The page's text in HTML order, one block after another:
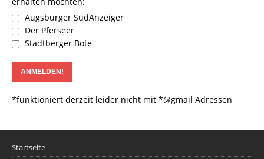
Augsburger SüdAnzeiger
Der Pferseer
Stadtberger Bote
*funktioniert derzeit leider nicht mit *@gmail Adressen
Startseite